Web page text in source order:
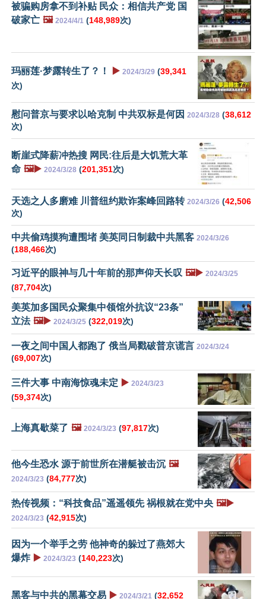
被骗购房拿不到补贴 民众：相信共产党 国
破家亡 🖼️ 2024/4/1 (148,989次)
玛丽莲·梦露转生了？！ ▶️ 2024/3/29 (39,341
次)
慰问普京与要求以哈克制 中共双标是何因 2024/3/28 (38,612
次)
断崖式降薪冲热搜 网民:往后是大饥荒大革
命 🖼️▶️ 2024/3/28 (201,351次)
天选之人多磨难 川普纽约欺诈案峰回路转 2024/3/26 (42,506
次)
中共偷鸡摸狗遭围堵 美英同日制裁中共黑客 2024/3/26
(188,466次)
习近平的眼神与几十年前的那声仰天长叹 🖼️▶️ 2024/3/25
(87,704次)
美英加多国民众聚集中领馆外抗议“23条”
立法 🖼️▶️ 2024/3/25 (322,019次)
一夜之间中国人都跑了 俄当局戳破普京谎言 2024/3/24
(69,007次)
三件大事 中南海惊魂未定 ▶️ 2024/3/23
(59,374次)
上海真歇菜了 🖼️ 2024/3/23 (97,817次)
他今生恐水 源于前世所在潜艇被击沉 🖼️
2024/3/23 (84,777次)
热传视频：“科技食品”遥遥领先 祸根就在党中央 🖼️▶️
2024/3/23 (42,915次)
因为一个举手之劳 他神奇的躲过了燕郊大
爆炸 ▶️ 2024/3/23 (140,223次)
黑客与中共的黑幕交易 ▶️ 2024/3/21 (32,652